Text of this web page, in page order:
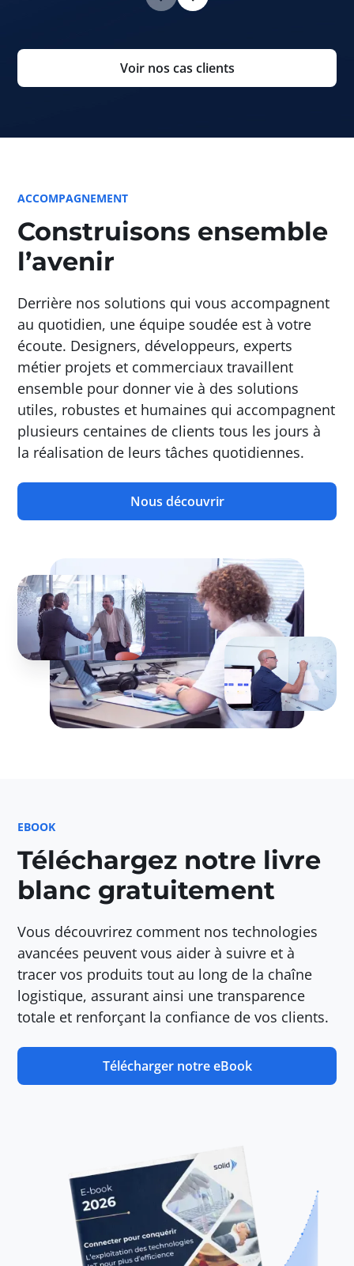
Voir nos cas clients
ACCOMPAGNEMENT
Construisons ensemble
l’avenir
Derrière nos solutions qui vous accompagnent
au quotidien, une équipe soudée est à votre
écoute. Designers, développeurs, experts
métier projets et commerciaux travaillent
ensemble pour donner vie à des solutions
utiles, robustes et humaines qui accompagnent
plusieurs centaines de clients tous les jours à
la réalisation de leurs tâches quotidiennes.
Nous découvrir
EBOOK
Téléchargez notre livre
blanc gratuitement
Vous découvrirez comment nos technologies
avancées peuvent vous aider à suivre et à
tracer vos produits tout au long de la chaîne
logistique, assurant ainsi une transparence
totale et renforçant la confiance de vos clients.
Télécharger notre eBook